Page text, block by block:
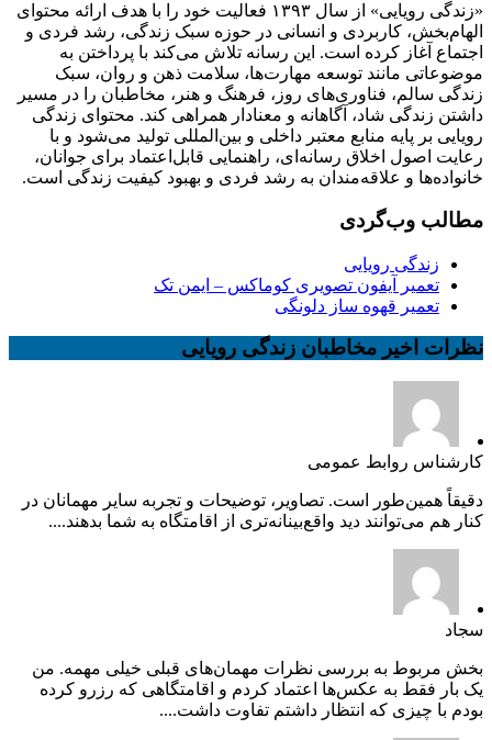
«زندگی رویایی» از سال ۱۳۹۳ فعالیت خود را با هدف ارائه محتوای
الهام‌بخش، کاربردی و انسانی در حوزه سبک زندگی، رشد فردی و
اجتماع آغاز کرده است. این رسانه تلاش می‌کند با پرداختن به
موضوعاتی مانند توسعه مهارت‌ها، سلامت ذهن و روان، سبک
زندگی سالم، فناوری‌های روز، فرهنگ و هنر، مخاطبان را در مسیر
داشتن زندگی شاد، آگاهانه و معنادار همراهی کند. محتوای زندگی
رویایی بر پایه منابع معتبر داخلی و بین‌المللی تولید می‌شود و با
رعایت اصول اخلاق رسانه‌ای، راهنمایی قابل‌اعتماد برای جوانان،
خانواده‌ها و علاقه‌مندان به رشد فردی و بهبود کیفیت زندگی است.
مطالب وب‌گردی
زندگی رویایی
تعمیر آیفون تصویری کوماکس – ایمن تک
تعمیر قهوه ساز دلونگی
نظرات اخیر مخاطبان زندگی رویایی
کارشناس روابط عمومی
دقیقاً همین‌طور است. تصاویر، توضیحات و تجربه سایر مهمانان در
کنار هم می‌توانند دید واقع‌بینانه‌تری از اقامتگاه به شما بدهند....
سجاد
بخش مربوط به بررسی نظرات مهمان‌های قبلی خیلی مهمه. من
یک بار فقط به عکس‌ها اعتماد کردم و اقامتگاهی که رزرو کرده
بودم با چیزی که انتظار داشتم تفاوت داشت....